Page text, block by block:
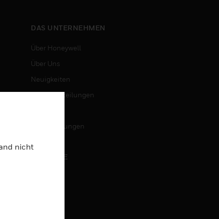
DAS UNTERNEHMEN
Über Honeywell
Über Uns
Neuigkeiten
Pressemitteilungen
Veranstaltungen
KARRIERE
nicht